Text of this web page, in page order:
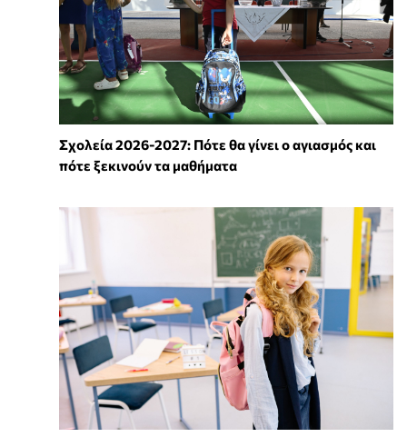
Σχολεία 2026-2027: Πότε θα γίνει ο αγιασμός και
πότε ξεκινούν τα μαθήματα